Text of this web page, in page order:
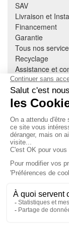
SAV
Livraison et
Financement
Garantie
Tous nos
Recyclage
Assistance et
Cuisine équipée
Literie
Nous contacter
À PROPOS
CGV
Mentions légales
Données
Devenir
EN SAVOIR
Indice de
Accès extranet